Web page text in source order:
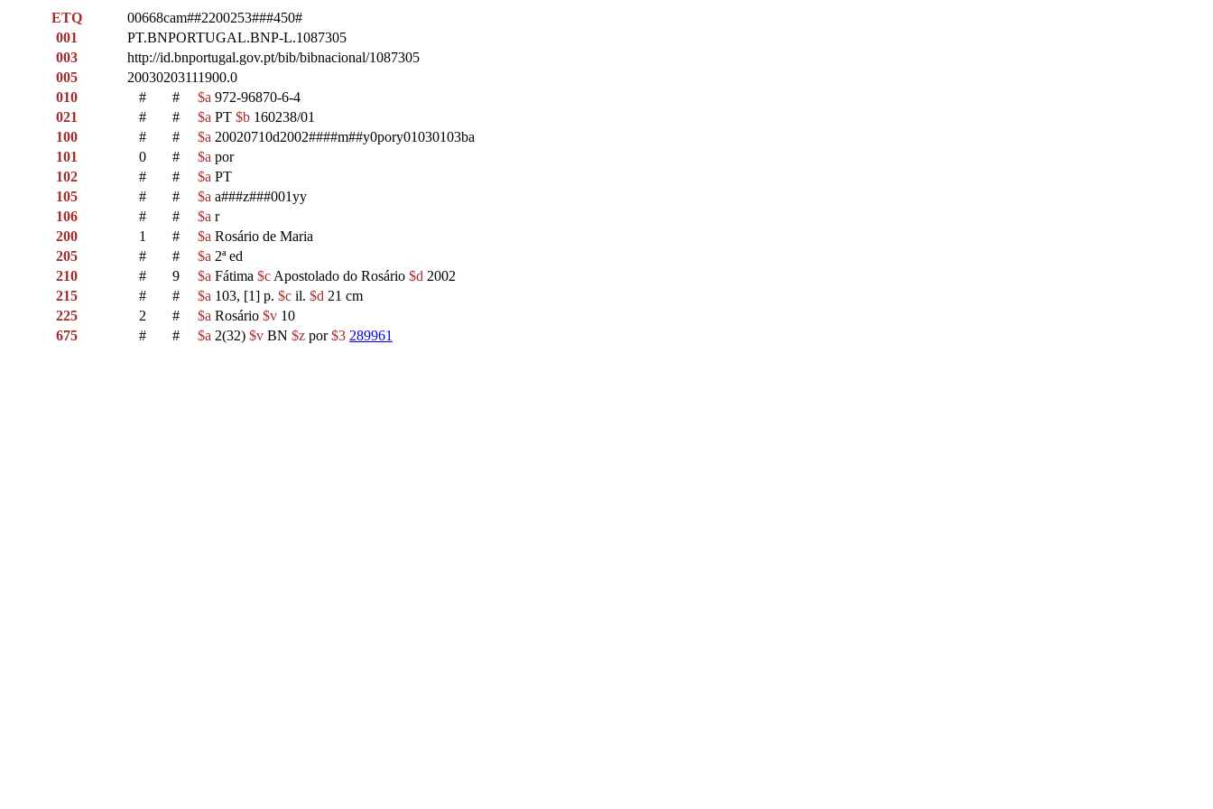
ETQ
00668cam##2200253###450#
001
PT.BNPORTUGAL.BNP-L.1087305
003
http://id.bnportugal.gov.pt/bib/bibnacional/1087305
005
20030203111900.0
010
# # $a 972-96870-6-4
021
# # $a PT $b 160238/01
100
# # $a 20020710d2002####m##y0pory01030103ba
101
0 # $a por
102
# # $a PT
105
# # $a a###z###001yy
106
# # $a r
200
1 # $a Rosário de Maria
205
# # $a 2ª ed
210
# 9 $a Fátima $c Apostolado do Rosário $d 2002
215
# # $a 103, [1] p. $c il. $d 21 cm
225
2 # $a Rosário $v 10
675
# # $a 2(32) $v BN $z por$3 289961